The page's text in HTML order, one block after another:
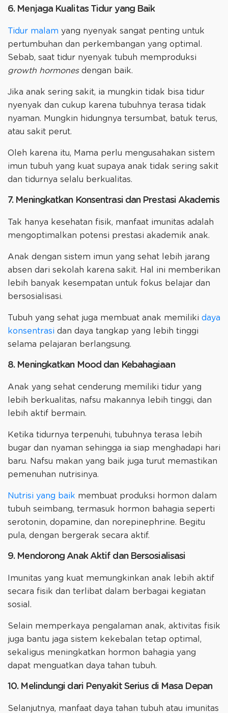
6. Menjaga Kualitas Tidur yang Baik
Tidur malam yang nyenyak sangat penting untuk
pertumbuhan dan perkembangan yang optimal.
Sebab, saat tidur nyenyak tubuh memproduksi
growth hormonesdengan baik.
Jika anak sering sakit, ia mungkin tidak bisa tidur
nyenyak dan cukup karena tubuhnya terasa tidak
nyaman. Mungkin hidungnya tersumbat, batuk terus,
atau sakit perut.
Oleh karena itu, Mama perlu mengusahakan sistem
imun tubuh yang kuat supaya anak tidak sering sakit
dan tidurnya selalu berkualitas.
7. Meningkatkan Konsentrasi dan Prestasi Akademis
Tak hanya kesehatan fisik, manfaat imunitas adalah
mengoptimalkan potensi prestasi akademik anak.
Anak dengan sistem imun yang sehat lebih jarang
absen dari sekolah karena sakit. Hal ini memberikan
lebih banyak kesempatan untuk fokus belajar dan
bersosialisasi.
Tubuh yang sehat juga membuat anak memiliki daya
konsentrasi dan daya tangkap yang lebih tinggi
selama pelajaran berlangsung.
8. Meningkatkan Mood dan Kebahagiaan
Anak yang sehat cenderung memiliki tidur yang
lebih berkualitas, nafsu makannya lebih tinggi, dan
lebih aktif bermain.
Ketika tidurnya terpenuhi, tubuhnya terasa lebih
bugar dan nyaman sehingga ia siap menghadapi hari
baru. Nafsu makan yang baik juga turut memastikan
pemenuhan nutrisinya.
Nutrisi yang baik membuat produksi hormon dalam
tubuh seimbang, termasuk hormon bahagia seperti
serotonin, dopamine, dan norepinephrine. Begitu
pula, dengan bergerak secara aktif.
9. Mendorong Anak Aktif dan Bersosialisasi
Imunitas yang kuat memungkinkan anak lebih aktif
secara fisik dan terlibat dalam berbagai kegiatan
sosial.
Selain memperkaya pengalaman anak, aktivitas fisik
juga bantu jaga sistem kekebalan tetap optimal,
sekaligus meningkatkan hormon bahagia yang
dapat menguatkan daya tahan tubuh.
10. Melindungi dari Penyakit Serius di Masa Depan
Selanjutnya, manfaat daya tahan tubuh atau imunitas